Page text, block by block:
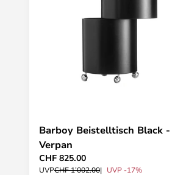
Barboy Beistelltisch Black -
Verpan
CHF 825.00
UVPCHF 1’002.00 UVP -17%